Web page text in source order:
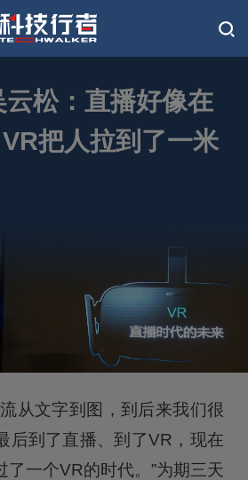
联系我们
松：直播好像在
把人拉到了一米
从文字到图，到后来我们很
后到了直播、到了VR，现在
了一个VR的时代。”为期三天